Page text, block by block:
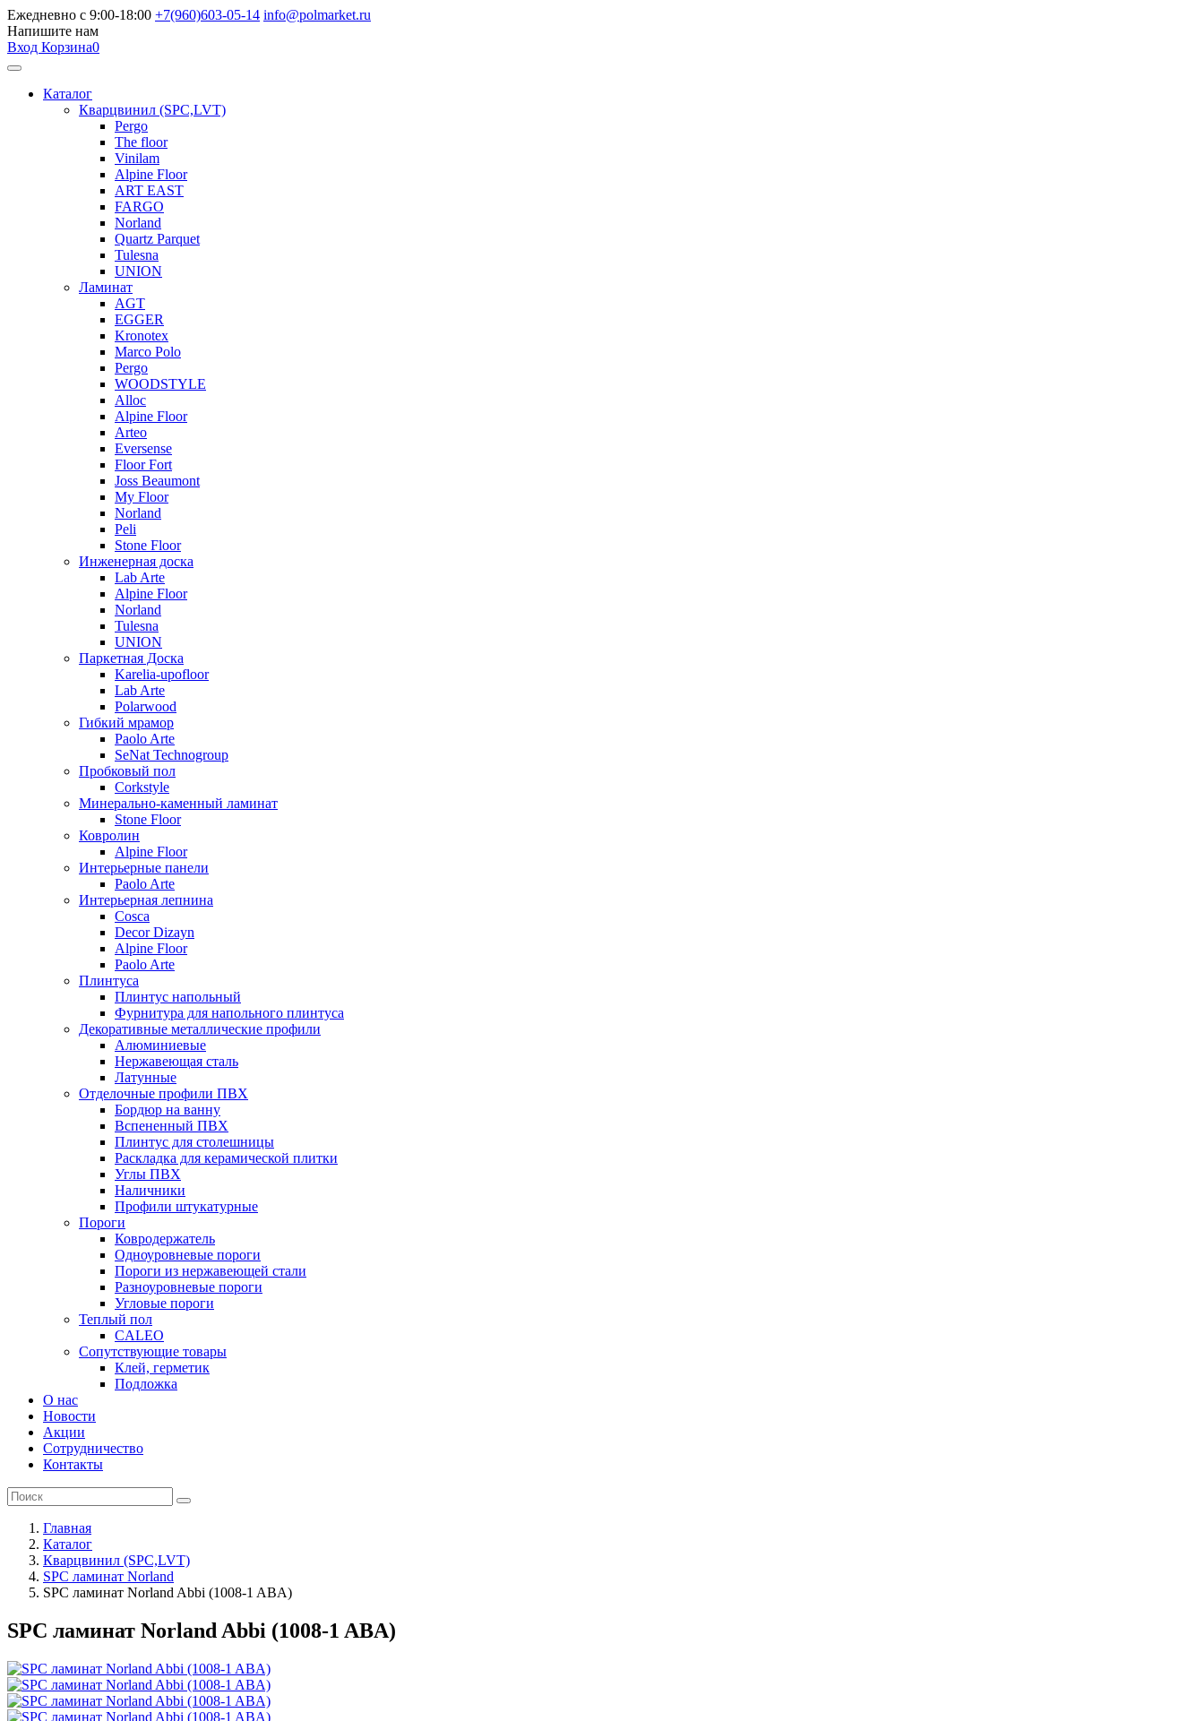
Ежедневно с 9:00-18:00 +7(960)603-05-14 info@polmarket.ru
Напишите нам
Вход Корзина0
Каталог
Кварцвинил (SPC,LVT)
Pergo
The floor
Vinilam
Alpine Floor
ART EAST
FARGO
Norland
Quartz Parquet
Tulesna
UNION
Ламинат
AGT
EGGER
Kronotex
Marco Polo
Pergo
WOODSTYLE
Alloc
Alpine Floor
Arteo
Eversense
Floor Fort
Joss Beaumont
My Floor
Norland
Peli
Stone Floor
Инженерная доска
Lab Arte
Alpine Floor
Norland
Tulesna
UNION
Паркетная Доска
Karelia-upofloor
Lab Arte
Polarwood
Гибкий мрамор
Paolo Arte
SeNat Technogroup
Пробковый пол
Corkstyle
Минерально-каменный ламинат
Stone Floor
Ковролин
Alpine Floor
Интерьерные панели
Paolo Arte
Интерьерная лепнина
Cosca
Decor Dizayn
Alpine Floor
Paolo Arte
Плинтуса
Плинтус напольный
Фурнитура для напольного плинтуса
Декоративные металлические профили
Алюминиевые
Нержавеющая сталь
Латунные
Отделочные профили ПВХ
Бордюр на ванну
Вспененный ПВХ
Плинтус для столешницы
Раскладка для керамической плитки
Углы ПВХ
Наличники
Профили штукатурные
Пороги
Ковродержатель
Одноуровневые пороги
Пороги из нержавеющей стали
Разноуровневые пороги
Угловые пороги
Теплый пол
CALEO
Сопутствующие товары
Клей, герметик
Подложка
О нас
Новости
Акции
Сотрудничество
Контакты
Главная
Каталог
Кварцвинил (SPC,LVT)
SPC ламинат Norland
SPC ламинат Norland Abbi (1008-1 ABA)
SPC ламинат Norland Abbi (1008-1 ABA)